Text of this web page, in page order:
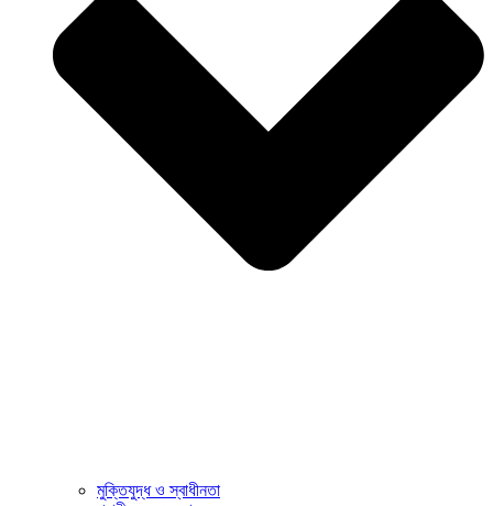
মুক্তিযুদ্ধ ও স্বাধীনতা